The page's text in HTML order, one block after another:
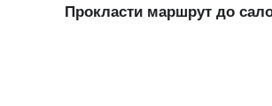
Прокласти маршрут до